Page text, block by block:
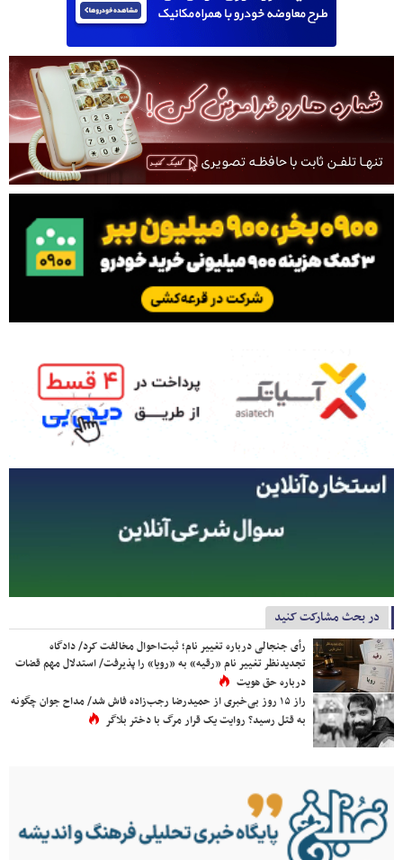
در بحث مشارکت کنید
رأی جنجالی درباره تغییر نام؛ ثبت‌احوال مخالفت کرد/ دادگاه
تجدیدنظر تغییر نام «رقیه» به «رویا» را پذیرفت/ استدلال مهم قضات
درباره حق هویت
راز ۱۵ روز بی‌خبری از حمیدرضا رجب‌زاده فاش شد/ مداح جوان چگونه
به قتل رسید؟ روایت یک قرار مرگ با دختر بلاگر